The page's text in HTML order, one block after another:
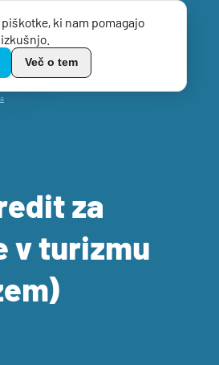
ki nam pomagajo
Več o tem
Menu
za
v turizmu